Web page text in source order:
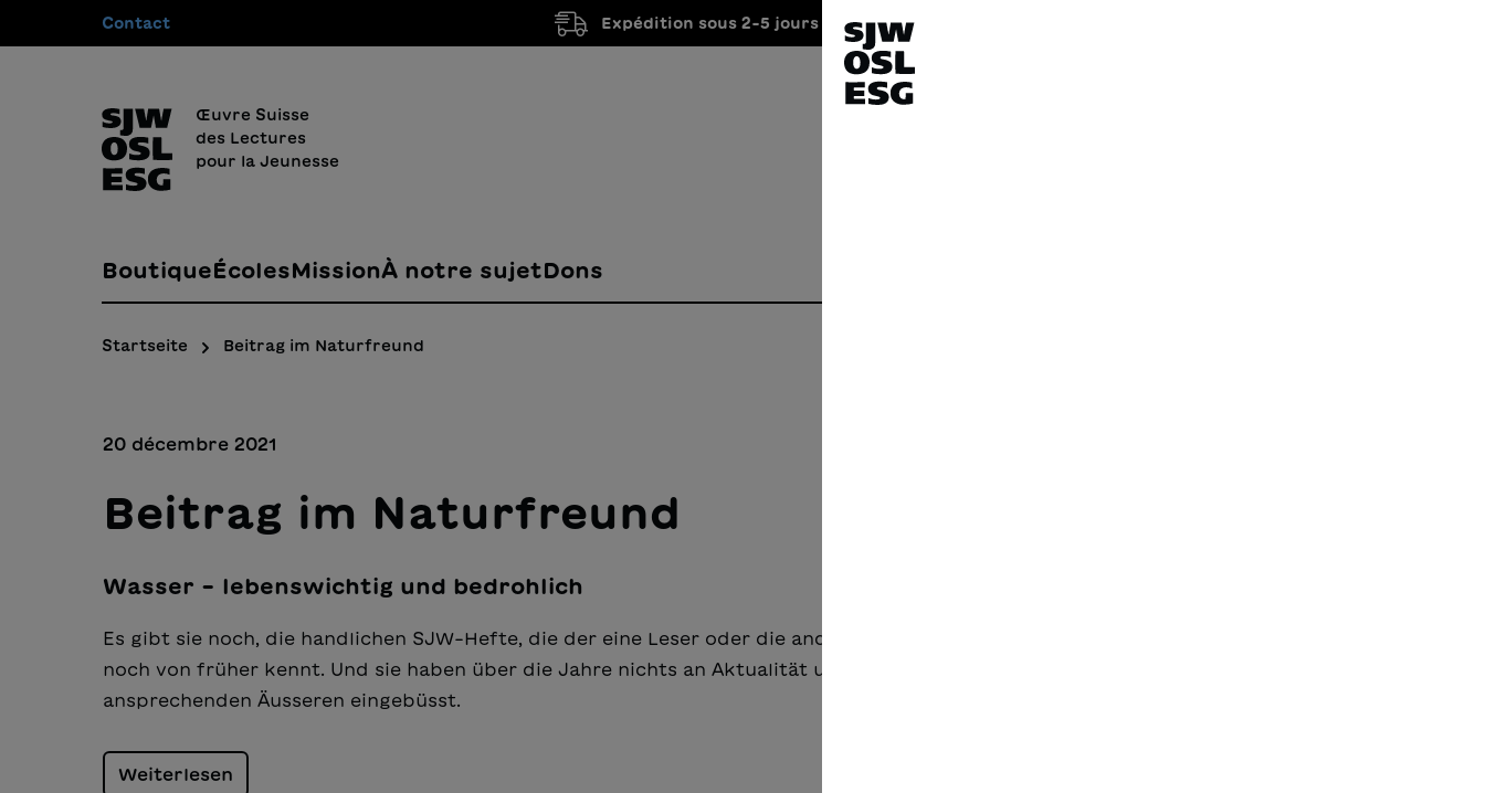
Passer à la navigation principale
Contact Expédition sous 2-5 jours ouvrés
Œuvre Suisse
des Lectures
pour la Jeunesse
BoutiqueÉcolesMissionÀ notre sujetDons
Startseite Beitrag im Naturfreund
20 décembre 2021
Beitrag im Naturfreund
Wasser – lebenswichtig und bedrohlich
Es gibt sie noch, die handlichen SJW-Hefte, die der eine Leser oder die andere Leserin vielleicht
noch von früher kennt. Und sie haben über die Jahre nichts an Aktualität und einem
ansprechenden Äusseren eingebüsst.
Weiterlesen